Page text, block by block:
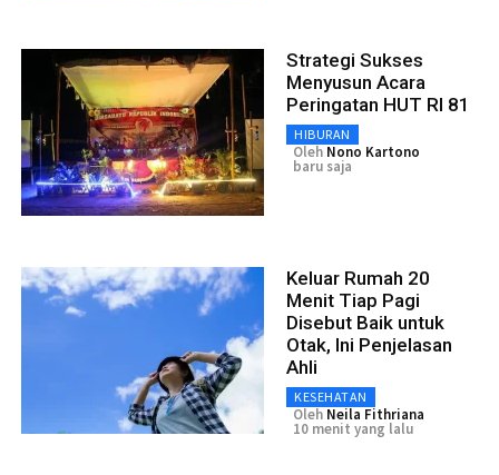
Strategi Sukses
Menyusun Acara
Peringatan HUT RI 81
HIBURAN
Oleh Nono Kartono
baru saja
Keluar Rumah 20
Menit Tiap Pagi
Disebut Baik untuk
Otak, Ini Penjelasan
Ahli
KESEHATAN
Oleh Neila Fithriana
10 menit yang lalu